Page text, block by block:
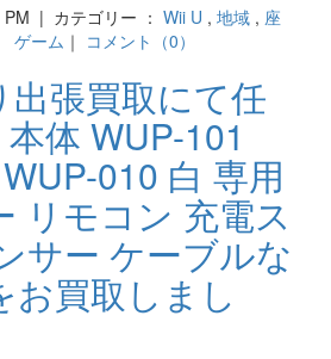
| カテゴリー ： Wii U , 地域 , 座
ゲーム ｜ コメント（0）
出張買取にて任
体 WUP-101
010 白 専用
リモコン 充電ス
サー ケーブルな
お買取しまし